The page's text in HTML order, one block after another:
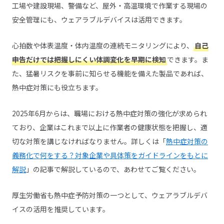
工場や建設現場、警備など、屋外・高温環境で作業する現場の
安全管理にも、ウェアラブルデバイスは活用できます。
心拍数や体表温度・体内温度の連続モニタリングにより、 自己
申告だけでは把握しにくい体調変化を早期に検知できます。ま
た、猛暑リスクを事前に知らせる機能を備えた製品であれば、
熱中症対策にも役立ちます。
2025年6月からは、職場における熱中症対策の強化が求められ
ており、企業はこれまで以上に作業者の健康状態を把握し、適
切な対策を講じなければなりません。詳しくは「熱中症対策の
義務化で何をする？対象企業や具体策をガイドラインをもとに
解説 」の記事で解説しているので、あわせてご覧ください。
厚生労働省も熱中症予防対策の一つとして、ウェアラブルデバ
イスの活用を推奨しています。